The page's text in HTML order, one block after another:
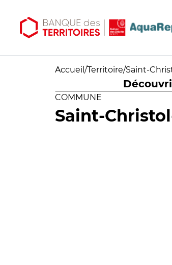
Accueil /Territoire/Saint-
COMMUNE
Saint-